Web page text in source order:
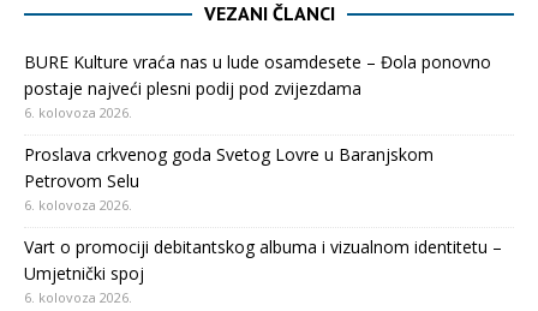
VEZANI ČLANCI
BURE Kulture vraća nas u lude osamdesete – Đola ponovno
postaje najveći plesni podij pod zvijezdama
6. kolovoza 2026.
Proslava crkvenog goda Svetog Lovre u Baranjskom
Petrovom Selu
6. kolovoza 2026.
Vart o promociji debitantskog albuma i vizualnom identitetu –
Umjetnički spoj
6. kolovoza 2026.